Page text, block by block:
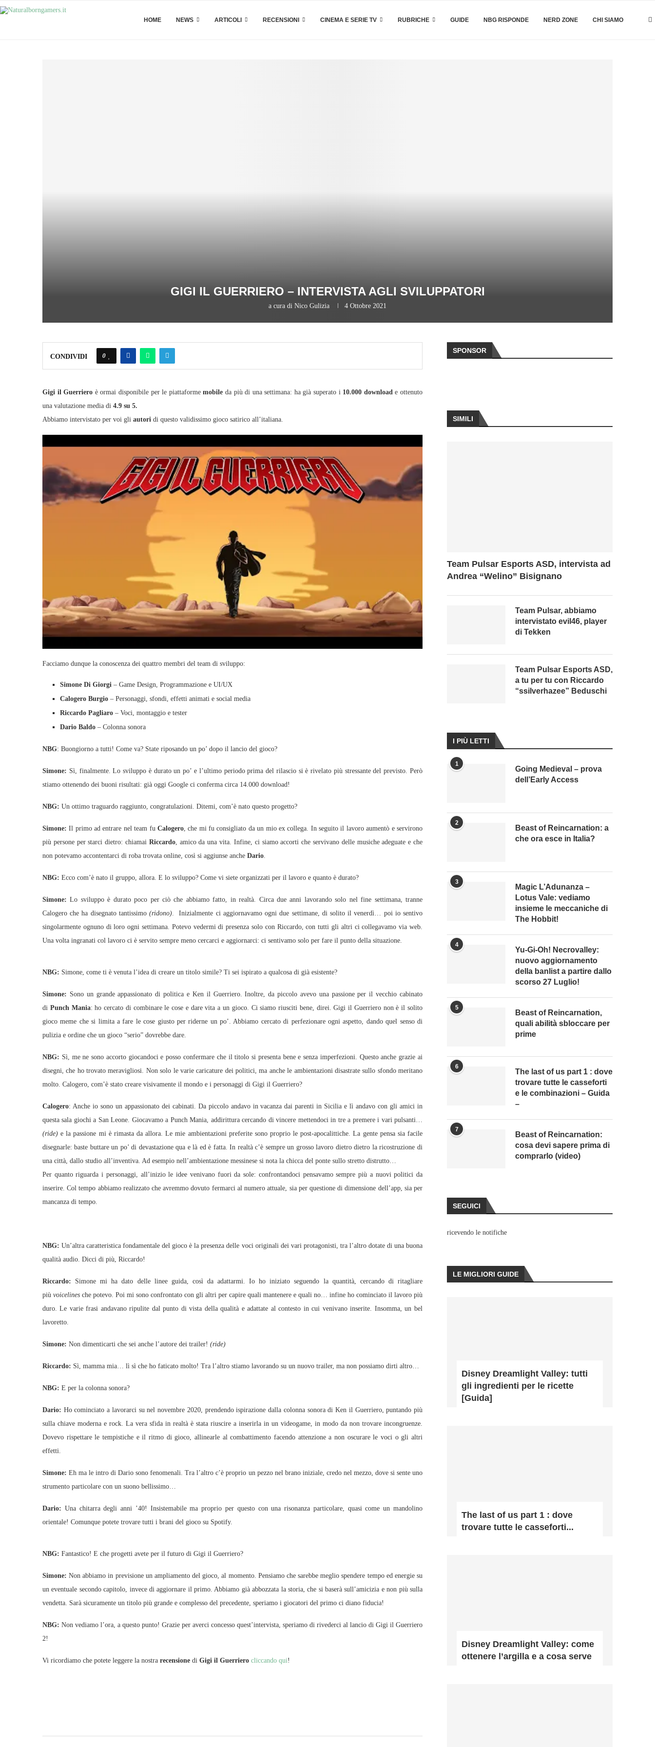
HOME NEWS ARTICOLI RECENSIONI CINEMA E SERIE TV RUBRICHE GUIDE NBG RISPONDE NERD ZONE CHI SIAMO
GIGI IL GUERRIERO – INTERVISTA AGLI SVILUPPATORI
a cura di Nico Gulizia 4 Ottobre 2021
CONDIVIDI 0
Gigi il Guerriero è ormai disponibile per le piattaformemobile da più di una settimana: ha già superato i 10.000 download e ottenuto
una valutazione media di 4.9 su 5.
Abbiamo intervistato per voi gli autori di questo validissimo gioco satirico all’italiana.
Facciamo dunque la conoscenza dei quattro membri del team di sviluppo:
Simone Di Giorgi – Game Design, Programmazione e UI/UX
Calogero Burgio – Personaggi, sfondi, effetti animati e social media
Riccardo Pagliaro – Voci, montaggio e tester
Dario Baldo – Colonna sonora
NBG: Buongiorno a tutti! Come va? State riposando un po’ dopo il lancio del gioco?
Simone: Sì, finalmente. Lo sviluppo è durato un po’ e l’ultimo periodo prima del rilascio si è rivelato più stressante del previsto. Però
stiamo ottenendo dei buoni risultati: già oggi Google ci conferma circa 14.000 download!
NBG: Un ottimo traguardo raggiunto, congratulazioni. Ditemi, com’è nato questo progetto?
Simone:Il primo ad entrare nel team fu Calogero , che mi fu consigliato da un mio ex collega. In seguito il lavoro aumentò e servirono
più persone per starci dietro: chiamai Riccardo, amico da una vita. Infine, ci siamo accorti che servivano delle musiche adeguate e che
non potevamo accontentarci di roba trovata online, così si aggiunse anche Dario
NBG: Ecco com’è nato il gruppo, allora. E lo sviluppo? Come vi siete organizzati per il lavoro e quanto è durato?
Simone:Lo sviluppo è durato poco per ciò che abbiamo fatto, in realtà. Circa due anni lavorando solo nel fine settimana, tranne
Calogero che ha disegnato tantissimo(ridono) . Inizialmente ci aggiornavamo ogni due settimane, di solito il venerdì… poi io sentivo
singolarmente ognuno di loro ogni settimana. Potevo vedermi di presenza solo con Riccardo, con tutti gli altri ci collegavamo via web.
Una volta ingranati col lavoro ci è servito sempre meno cercarci e aggiornarci: ci sentivamo solo per fare il punto della situazione.
NBG: Simone, come ti è venuta l’idea di creare un titolo simile? Ti sei ispirato a qualcosa di già esistente?
Simone: Sono un grande appassionato di politica e Ken il Guerriero. Inoltre, da piccolo avevo una passione per il vecchio cabinato
di Punch Mania: ho cercato di combinare le cose e dare vita a un gioco. Ci siamo riusciti bene, direi. Gigi il Guerriero non è il solito
gioco meme che si limita a fare le cose giusto per riderne un po’. Abbiamo cercato di perfezionare ogni aspetto, dando quel senso di
pulizia e ordine che un gioco “serio” dovrebbe dare.
NBG: Sì, me ne sono accorto giocandoci e posso confermare che il titolo si presenta bene e senza imperfezioni. Questo anche grazie ai
disegni, che ho trovato meravigliosi. Non solo le varie caricature dei politici, ma anche le ambientazioni disastrate sullo sfondo meritano
molto. Calogero, com’è stato creare visivamente il mondo e i personaggi di Gigi il Guerriero?
Calogero: Anche io sono un appassionato dei cabinati. Da piccolo andavo in vacanza dai parenti in Sicilia e lì andavo con gli amici in
questa sala giochi a San Leone. Giocavamo a Punch Mania, addirittura cercando di vincere mettendoci in tre a premere i vari pulsanti…
(ride) e la passione mi è rimasta da allora. Le mie ambientazioni preferite sono proprio le post-apocalittiche. La gente pensa sia facile
disegnarle: baste buttare un po’ di devastazione qua e là ed è fatta. In realtà c’è sempre un grosso lavoro dietro dietro la ricostruzione di
una città, dallo studio all’inventiva. Ad esempio nell’ambientazione messinese si nota la chicca del ponte sullo stretto distrutto…
Per quanto riguarda i personaggi, all’inizio le idee venivano fuori da sole: confrontandoci pensavamo sempre più a nuovi politici da
inserire. Col tempo abbiamo realizzato che avremmo dovuto fermarci al numero attuale, sia per questione di dimensione dell’app, sia per
mancanza di tempo.
NBG:Un’altra caratteristica fondamentale del gioco è la presenza delle voci originali dei vari protagonisti, tra l’altro dotate di una buona
qualità audio. Dicci di più, Riccardo!
Riccardo: Simone mi ha dato delle linee guida, così da adattarmi. Io ho iniziato seguendo la quantità, cercando di ritagliare
più voicelines che potevo. Poi mi sono confrontato con gli altri per capire quali mantenere e quali no… infine ho cominciato il lavoro più
duro. Le varie frasi andavano ripulite dal punto di vista della qualità e adattate al contesto in cui venivano inserite. Insomma, un bel
lavoretto.
Simone: Non dimenticarti che sei anche l’autore dei trailer! (ride)
Riccardo: Sì, mamma mia… lì sì che ho faticato molto! Tra l’altro stiamo lavorando su un nuovo trailer, ma non possiamo dirti altro…
NBG: E per la colonna sonora?
Dario: Ho cominciato a lavorarci su nel novembre 2020, prendendo ispirazione dalla colonna sonora di Ken il Guerriero, puntando più
sulla chiave moderna e rock. La vera sfida in realtà è stata riuscire a inserirla in un videogame, in modo da non trovare incongruenze.
Dovevo rispettare le tempistiche e il ritmo di gioco, allinearle al combattimento facendo attenzione a non oscurare le voci o gli altri
effetti.
Simone:Eh ma le intro di Dario sono fenomenali. Tra l’altro c’è proprio un pezzo nel brano iniziale, credo nel mezzo, dove si sente uno
strumento particolare con un suono bellissimo…
Dario: Una chitarra degli anni ’40! Insistemabile ma proprio per questo con una risonanza particolare, quasi come un mandolino
orientale! Comunque potete trovare tutti i brani del gioco su Spotify.
NBG: Fantastico! E che progetti avete per il futuro di Gigi il Guerriero?
Simone:Non abbiamo in previsione un ampliamento del gioco, al momento. Pensiamo che sarebbe meglio spendere tempo ed energie su
un eventuale secondo capitolo, invece di aggiornare il primo. Abbiamo già abbozzata la storia, che si baserà sull’amicizia e non più sulla
vendetta. Sarà sicuramente un titolo più grande e complesso del precedente, speriamo i giocatori del primo ci diano fiducia!
NBG: Non vediamo l’ora, a questo punto! Grazie per averci concesso quest’intervista, speriamo di rivederci al lancio di Gigi il Guerriero
2!
Vi ricordiamo che potete leggere la nostra recensione di Gigi il Guerriero cliccando qui!
SPONSOR
SIMILI
Team Pulsar Esports ASD, intervista ad
Andrea “Welino” Bisignano
Team Pulsar, abbiamo
intervistato evil46, player
di Tekken
Team Pulsar Esports ASD,
a tu per tu con Riccardo
“ssilverhazee” Beduschi
I PIÙ LETTI
1
Going Medieval – prova
dell’Early Access
2
Beast of Reincarnation: a
che ora esce in Italia?
3
Magic L’Adunanza –
Lotus Vale: vediamo
insieme le meccaniche di
The Hobbit!
4
Yu-Gi-Oh! Necrovalley:
nuovo aggiornamento
della banlist a partire dallo
scorso 27 Luglio!
5
Beast of Reincarnation,
quali abilità sbloccare per
prime
6
The last of us part 1 : dove
trovare tutte le casseforti
e le combinazioni – Guida
–
7
Beast of Reincarnation:
cosa devi sapere prima di
comprarlo (video)
SEGUICI
ricevendo le notifiche
LE MIGLIORI GUIDE
Disney Dreamlight Valley: tutti
gli ingredienti per le ricette
[Guida]
The last of us part 1 : dove
trovare tutte le casseforti...
Disney Dreamlight Valley: come
ottenere l’argilla e a cosa serve